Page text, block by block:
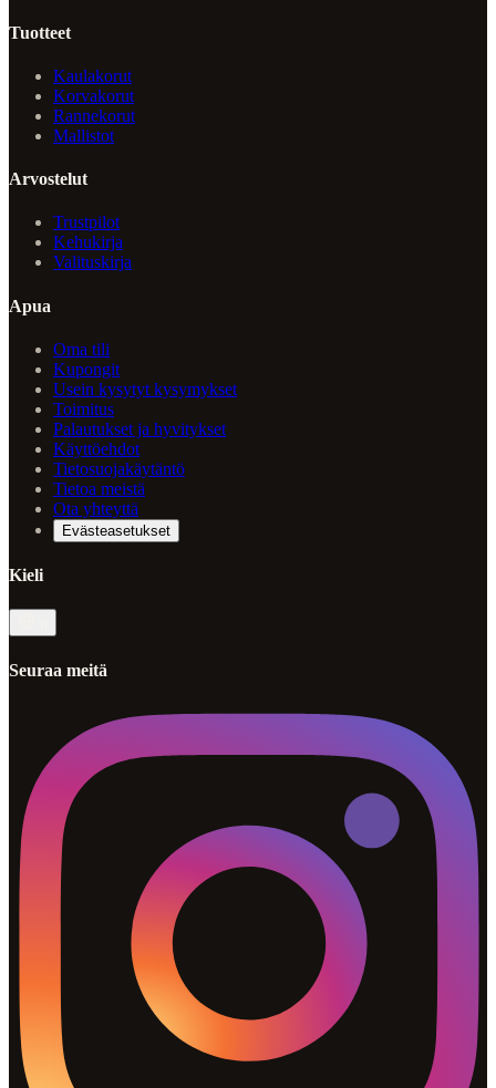
Tuotteet
Kaulakorut
Korvakorut
Rannekorut
Mallistot
Arvostelut
Trustpilot
Kehukirja
Valituskirja
Apua
Oma tili
Kupongit
Usein kysytyt kysymykset
Toimitus
Palautukset ja hyvitykset
Käyttöehdot
Tietosuojakäytäntö
Tietoa meistä
Ota yhteyttä
Evästeasetukset
Kieli
Seuraa meitä